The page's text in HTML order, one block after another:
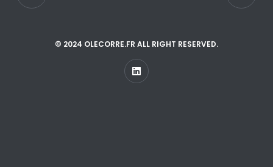
© 2024 OLECORRE.FR ALL RIGHT RESERVED.